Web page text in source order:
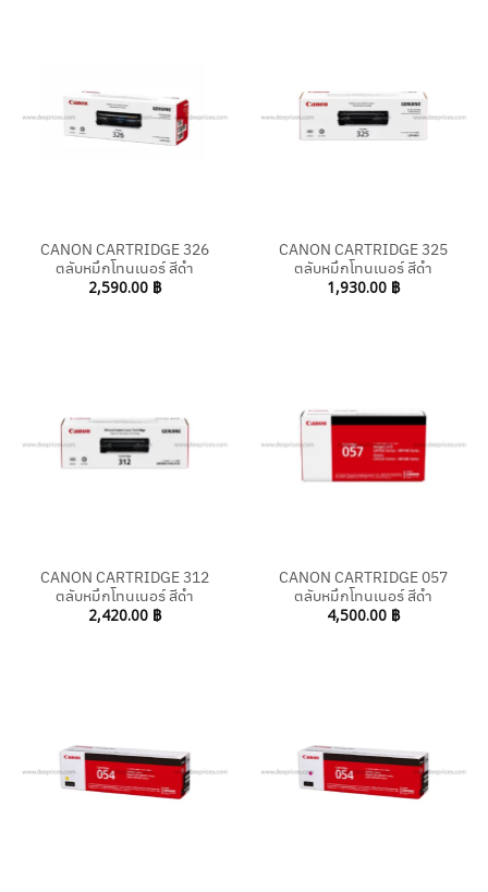
CANON CARTRIDGE 326
ตลับหมึกโทนเนอร์ สีดำ
2,590.00 ฿
CANON CARTRIDGE 325
ตลับหมึกโทนเนอร์ สีดำ
1,930.00 ฿
CANON CARTRIDGE 312
ตลับหมึกโทนเนอร์ สีดำ
2,420.00 ฿
CANON CARTRIDGE 057
ตลับหมึกโทนเนอร์ สีดำ
4,500.00 ฿